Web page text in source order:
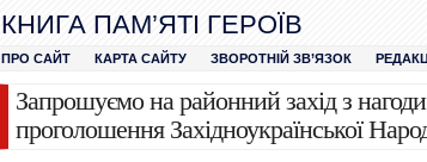
КНИГА ПАМ’ЯТІ ГЕРОЇВ
ПРО САЙТ КАРТА САЙТУ ЗВОРОТНІЙ ЗВ’ЯЗОК
Запрошуємо на районний захід з нагоди
проголошення Західноукраїнської